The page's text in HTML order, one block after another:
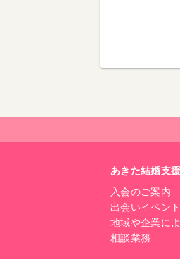
あきた結婚支
入会のご案内
出会いイベン
地域や企業に
相談業務